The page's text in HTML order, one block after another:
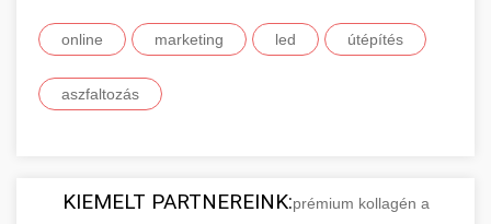
online marketing led útépítés
aszfaltozás
KIEMELT PARTNEREINK:prémium kollagén a